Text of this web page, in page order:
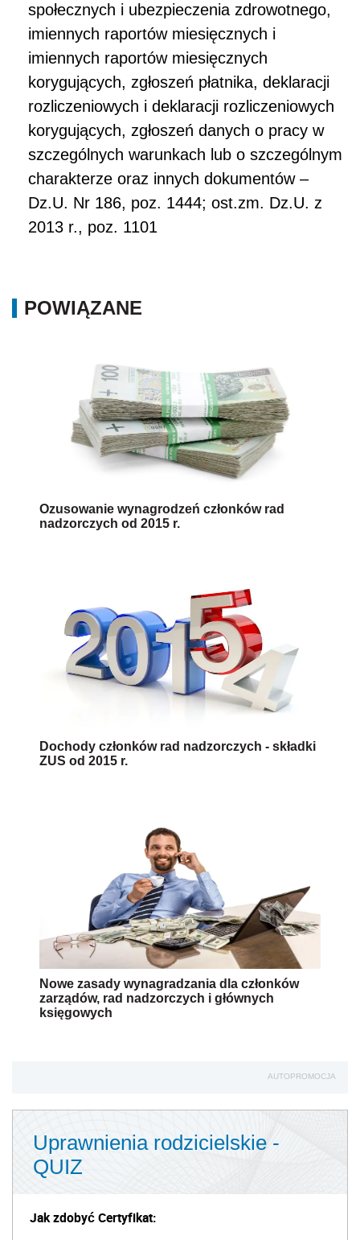
społecznych i ubezpieczenia zdrowotnego,
imiennych raportów miesięcznych i
imiennych raportów miesięcznych
korygujących, zgłoszeń płatnika, deklaracji
rozliczeniowych i deklaracji rozliczeniowych
korygujących, zgłoszeń danych o pracy w
szczególnych warunkach lub o szczególnym
charakterze oraz innych dokumentów –
Dz.U. Nr 186, poz. 1444; ost.zm. Dz.U. z
2013 r., poz. 1101
POWIĄZANE
Ozusowanie wynagrodzeń członków rad
nadzorczych od 2015 r.
Dochody członków rad nadzorczych - składki
ZUS od 2015 r.
Nowe zasady wynagradzania dla członków
zarządów, rad nadzorczych i głównych
księgowych
AUTOPROMOCJA
Uprawnienia rodzicielskie -
QUIZ
Jak zdobyć Certyfikat: